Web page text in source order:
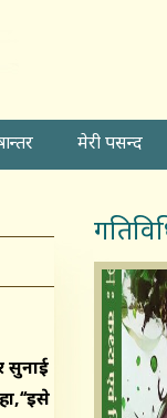
मेरी पसन्द
सुनाई